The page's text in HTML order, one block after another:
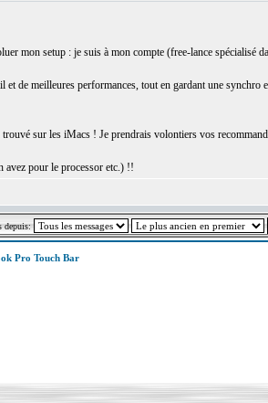
mon setup : je suis à mon compte (free-lance spécialisé
de meilleures performances, tout en gardant une
sur les iMacs ! Je prendrais volontiers vos
avez pour le processor etc.) !!
depuis:
Pro Touch Bar